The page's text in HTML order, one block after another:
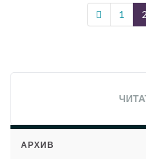
1 2
АРХИВ